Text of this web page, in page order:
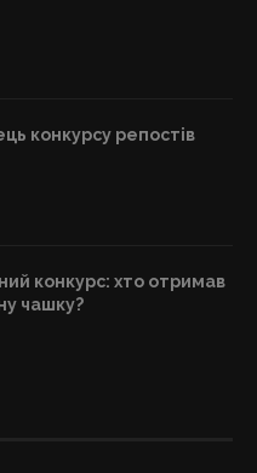
конкурсу репостів
конкурс: хто отримав
чашку?